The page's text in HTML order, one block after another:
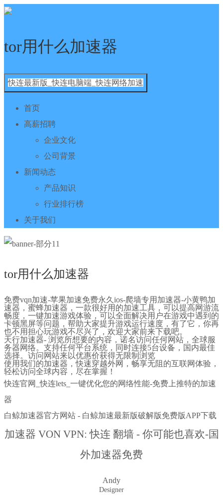
tor用什么加速器
快连最新版_快连电脑端_快连网络加速
首页
高薪招聘
企业文化
公司背景
新闻动态
产品知识
行业排行榜
关于我们
tor用什么加速器
免费vqn加速-苹果加速免费永久ios-爬墙专用加速器-小黄鸭加
速器，蜜蜂加速器，一款很好用的加速工具，可以提高网游流
畅度，一键加速游戏体验，可以全面解决用户在游戏中遇到的
卡顿黑屏等问题，帮助大家提升游戏运行速度，有了它，你再
也不用担心玩游戏不尽兴了，欢迎大家前来下载吧。
天行加速器- 浏览所想要的内容，诺名访问任何网站，全球服
务器网络。支持任何平台系统，同时连接5台设备，国内最佳
选择。访问网站来以优惠价获得无限制浏览
使用我们的加速器，快速穿越外网，畅享无阻的互联网体验，
轻松访问全球内容，尽在掌握！
快连官网_快连lets_一键优化您的网络性能-免费上推特的加速
器
白鲸加速器官方网站 - 白鲸加速最新版破解版免费版APP下载
加速器 VON VPN: 快连 翻墙 - 你可能也喜欢-国
外加速器免费
Andy
Designer